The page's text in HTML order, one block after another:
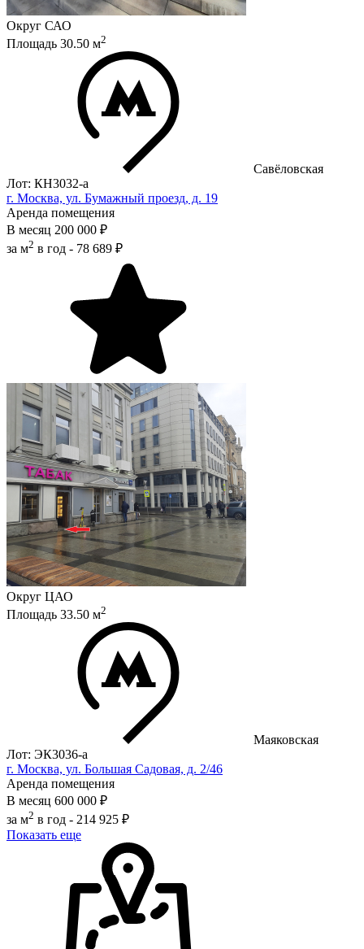
Округ САО
Площадь 30.50 м2
Савёловская
Лот: КН3032-a
г. Москва, ул. Бумажный проезд, д. 19
Аренда помещения
В месяц 200 000 ₽
за м2 в год - 78 689 ₽
Округ ЦАО
Площадь 33.50 м2
Маяковская
Лот: ЭК3036-a
г. Москва, ул. Большая Садовая, д. 2/46
Аренда помещения
В месяц 600 000 ₽
за м2 в год - 214 925 ₽
Показать еще